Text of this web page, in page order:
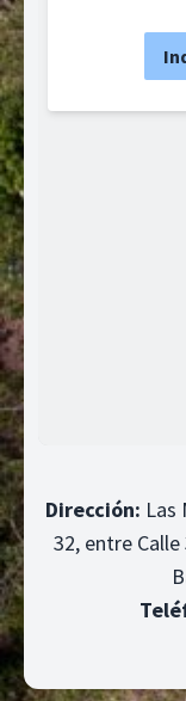
Dirección: Las
32, entre